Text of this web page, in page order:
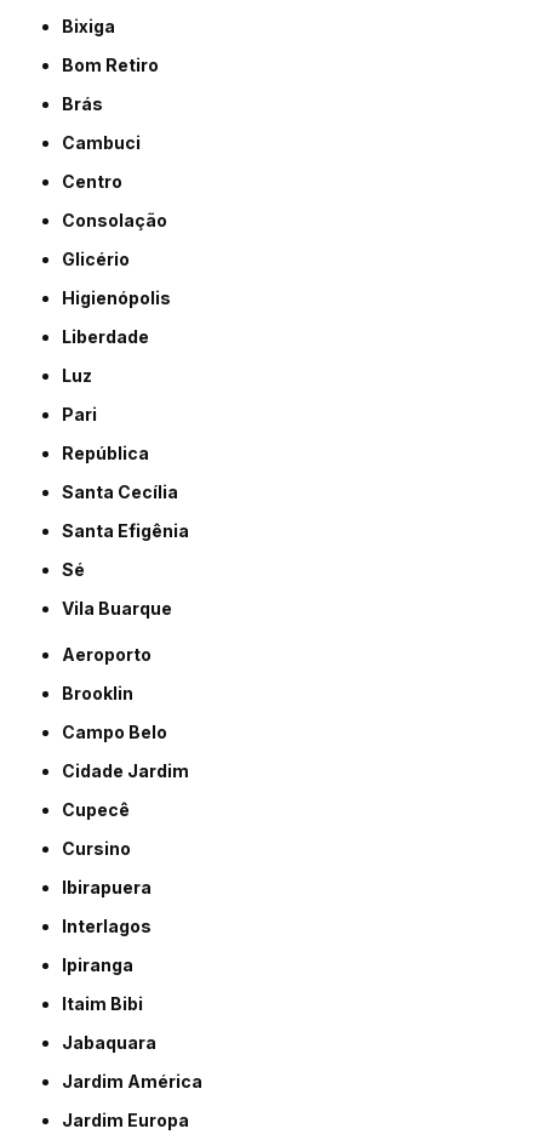
Bixiga
Bom Retiro
Brás
Cambuci
Centro
Consolação
Glicério
Higienópolis
Liberdade
Luz
Pari
República
Santa Cecília
Santa Efigênia
Sé
Vila Buarque
Aeroporto
Brooklin
Campo Belo
Cidade Jardim
Cupecê
Cursino
Ibirapuera
Interlagos
Ipiranga
Itaim Bibi
Jabaquara
Jardim América
Jardim Europa